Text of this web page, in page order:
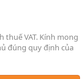
thuế VAT. Kính mong
đúng quy định của